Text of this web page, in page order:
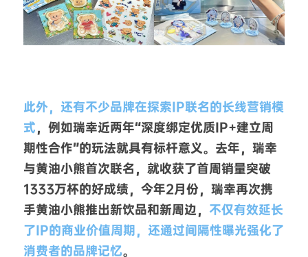
此外，还有不少品牌在探索IP联名的长线营销模
式，例如瑞幸近两年“深度绑定优质IP+建立周
期性合作”的玩法就具有标杆意义。去年，瑞幸
与黄油小熊首次联名，就收获了首周销量突破
1333万杯的好成绩，今年2月份，瑞幸再次携
手黄油小熊推出新饮品和新周边， 不仅有效延长
了IP的商业价值周期，还通过间隔性曝光强化了
消费者的品牌记忆。